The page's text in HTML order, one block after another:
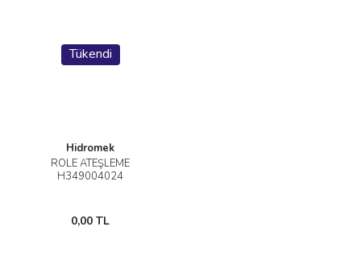
Tükendi
Hidromek
ROLE ATEŞLEME
H349004024
0,00 TL